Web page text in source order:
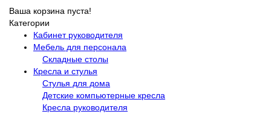
Ваша корзина пуста!
Категории
Кабинет руководителя
Мебель для персонала
Складные столы
Кресла и стулья
Стулья для дома
Детские компьютерные кресла
Кресла руководителя